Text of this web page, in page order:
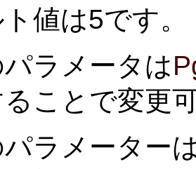
値は5です。
ラメータは
ことで変更
パラメーター